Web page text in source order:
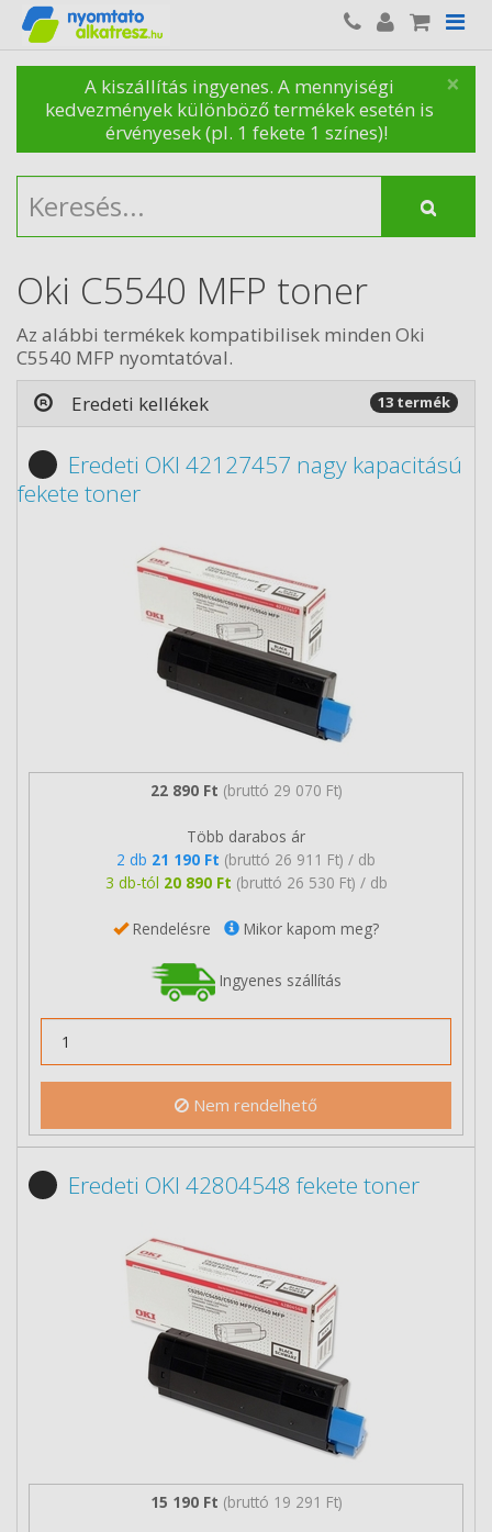
×
A kiszállítás ingyenes. A mennyiségi
kedvezmények különböző termékek esetén is
érvényesek (pl. 1 fekete 1 színes)!
Oki C5540 MFP toner
Az alábbi termékek kompatibilisek minden Oki
C5540 MFP nyomtatóval.
Eredeti kellékek
13 termék
Eredeti OKI 42127457 nagy kapacitású
fekete toner
22 890 Ft (bruttó 29 070 Ft)
Több darabos ár
2 db 21 190 Ft (bruttó 26 911 Ft) / db
3 db-tól 20 890 Ft (bruttó 26 530 Ft) / db
Rendelésre Mikor kapom meg?
Ingyenes szállítás
Nem rendelhető
Eredeti OKI 42804548 fekete toner
15 190 Ft (bruttó 19 291 Ft)